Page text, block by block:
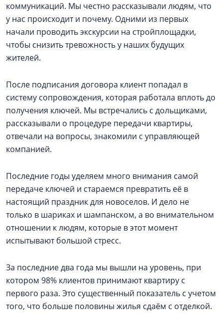
коммуникаций. Мы честно рассказывали людям, что
у нас происходит и почему. Одними из первых
начали проводить экскурсии на стройплощадки,
чтобы снизить тревожность у наших будущих
жителей.
После подписания договора клиент попадал в
систему сопровождения, которая работала вплоть до
получения ключей. Мы встречались с дольщиками,
рассказывали о процедуре передачи квартиры,
отвечали на вопросы, знакомили с управляющей
компанией.
Последние годы уделяем много внимания самой
передаче ключей и стараемся превратить её в
настоящий праздник для новоселов. И дело не
только в шариках и шампанском, а во внимательном
отношении к людям, которые в этот момент
испытывают большой стресс.
За последние два года мы вышли на уровень, при
котором 98% клиентов принимают квартиру с
первого раза. Это существенный показатель с учетом
того, что больше половины жилья сдаём с отделкой.